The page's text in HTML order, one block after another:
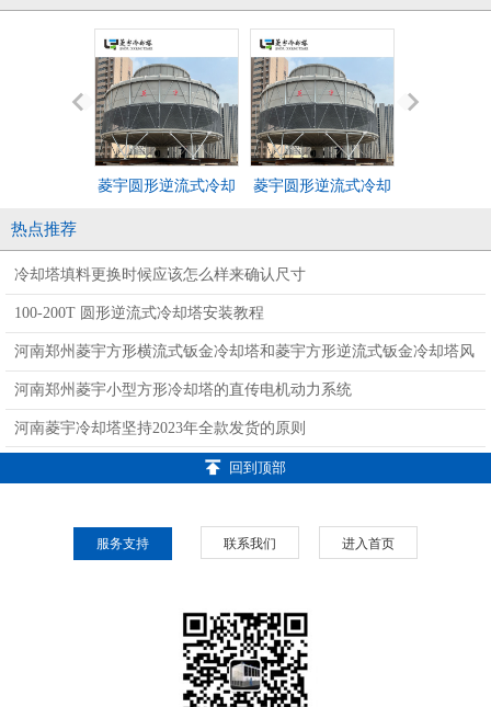
菱宇圆形逆流式冷却 菱宇圆形逆流式冷却
热点推荐
冷却塔填料更换时候应该怎么样来确认尺寸
100-200T 圆形逆流式冷却塔安装教程
河南郑州菱宇方形横流式钣金冷却塔和菱宇方形逆流式钣金冷却塔风
机的介绍
河南郑州菱宇小型方形冷却塔的直传电机动力系统
河南菱宇冷却塔坚持2023年全款发货的原则
回到顶部
服务支持 联系我们 进入首页